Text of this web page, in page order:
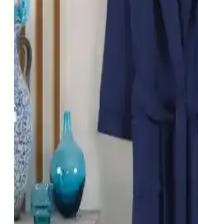
Varol Dama ve Orfe Serisi Pike
Karşılaştırması: Özellikler ve
Varol Dama ve Orfe Serisi pike bornozların
alanları ve kullanıcı memnuniyetleri detaylı
doğru seçim yapmanız için rehberlik
Varol Dama ve Varol Orfe Serisi
Karşılaştırması ve Kullanıcı
Varol Dama ve Orfe serisi pike bornozlar,
dayanıklılığıyla öne çıkıyor. Dama serisi şık
çekerken, Orfe serisi hafif ve hızlı kuruyan
Kullanıcılar, her iki ürünün de avantajlarını
paylaşıyor.
Varol Dama Serisi Pike Bornoz